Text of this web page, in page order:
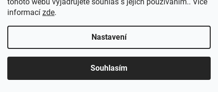
informací zde.
Nastavení
Souhlasím
2